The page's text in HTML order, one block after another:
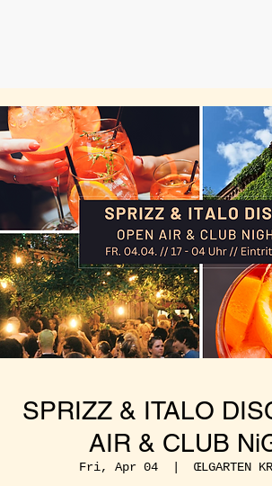
SPRIZZ & ITALO
AIR & CLUB
Fri, Apr 04
  |
​ŒLGARTEN